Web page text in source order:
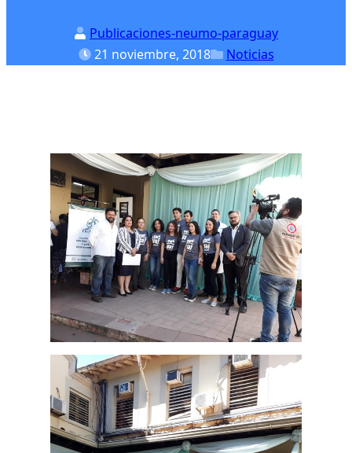
Publicaciones-neumo-paraguay
21 noviembre, 2018 Noticias